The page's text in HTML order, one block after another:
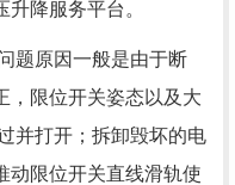
降服务平台。
原因一般是由于断
，限位开关姿态以及大
并打开；拆卸毁坏的电
动限位开关直线滑轨使